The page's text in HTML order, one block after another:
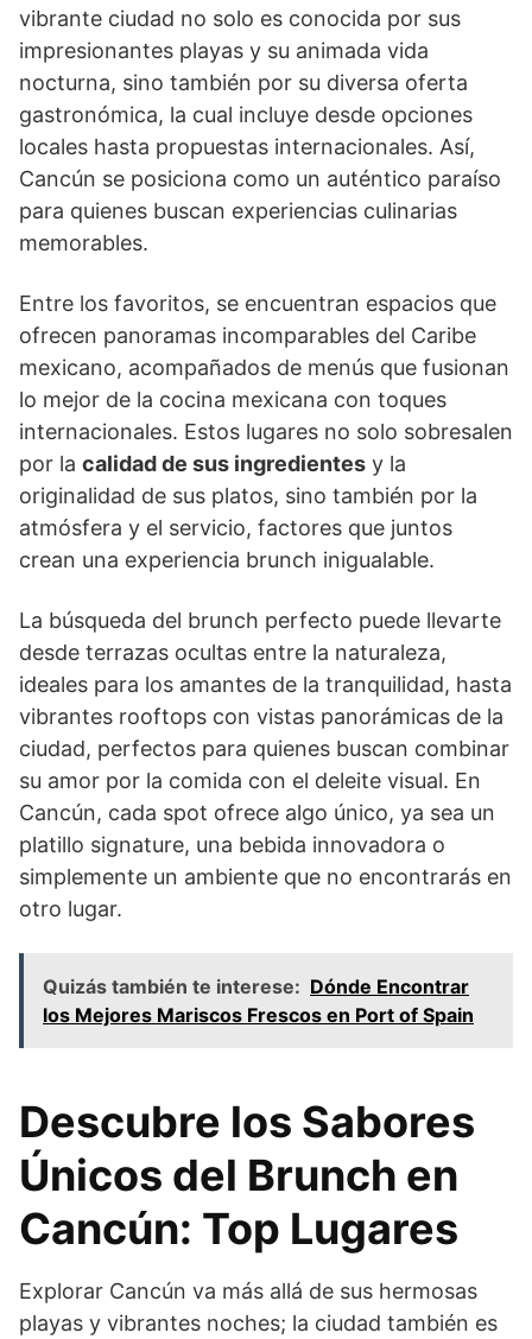
vibrante ciudad no solo es conocida por sus
impresionantes playas y su animada vida
nocturna, sino también por su diversa oferta
gastronómica, la cual incluye desde opciones
locales hasta propuestas internacionales. Así,
Cancún se posiciona como un auténtico paraíso
para quienes buscan experiencias culinarias
memorables.
Entre los favoritos, se encuentran espacios que
ofrecen panoramas incomparables del Caribe
mexicano, acompañados de menús que fusionan
lo mejor de la cocina mexicana con toques
internacionales. Estos lugares no solo sobresalen
por la calidad de sus ingredientes y la
originalidad de sus platos, sino también por la
atmósfera y el servicio, factores que juntos
crean una experiencia brunch inigualable.
La búsqueda del brunch perfecto puede llevarte
desde terrazas ocultas entre la naturaleza,
ideales para los amantes de la tranquilidad, hasta
vibrantes rooftops con vistas panorámicas de la
ciudad, perfectos para quienes buscan combinar
su amor por la comida con el deleite visual. En
Cancún, cada spot ofrece algo único, ya sea un
platillo signature, una bebida innovadora o
simplemente un ambiente que no encontrarás en
otro lugar.
Quizás también te interese: Dónde Encontrar
los Mejores Mariscos Frescos en Port of Spain
Descubre los Sabores
Únicos del Brunch en
Cancún: Top Lugares
Explorar Cancún va más allá de sus hermosas
playas y vibrantes noches; la ciudad también es